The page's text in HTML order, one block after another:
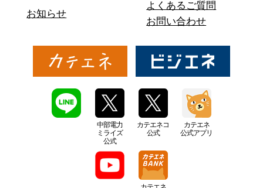
お知らせ
よくあるご質問
お問い合わせ
中部電力
ミライズ
公式
カテエネコ
公式
カテエネ
公式アプリ